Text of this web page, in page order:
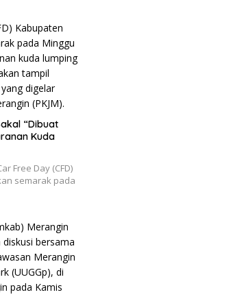
“Dibuat
Kuda
Free Day (CFD)
semarak pada